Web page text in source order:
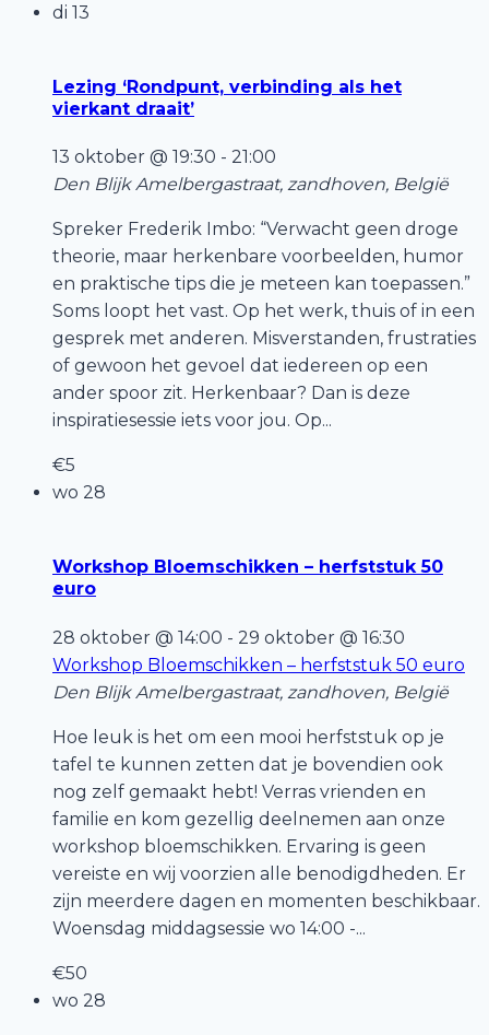
di 13
Lezing ‘Rondpunt, verbinding als het
vierkant draait’
13 oktober @ 19:30 - 21:00
Den BlijkAmelbergastraat, zandhoven, België
Spreker Frederik Imbo: “Verwacht geen droge
theorie, maar herkenbare voorbeelden, humor
en praktische tips die je meteen kan toepassen.”
Soms loopt het vast. Op het werk, thuis of in een
gesprek met anderen. Misverstanden, frustraties
of gewoon het gevoel dat iedereen op een
ander spoor zit. Herkenbaar? Dan is deze
inspiratiesessie iets voor jou. Op...
€5
wo 28
Workshop Bloemschikken – herfststuk 50
euro
28 oktober @ 14:00 - 29 oktober @ 16:30
Workshop Bloemschikken – herfststuk 50 euro
Den Blijk Amelbergastraat, zandhoven, België
Hoe leuk is het om een mooi herfststuk op je
tafel te kunnen zetten dat je bovendien ook
nog zelf gemaakt hebt! Verras vrienden en
familie en kom gezellig deelnemen aan onze
workshop bloemschikken. Ervaring is geen
vereiste en wij voorzien alle benodigdheden. Er
zijn meerdere dagen en momenten beschikbaar.
Woensdag middagsessie wo 14:00 -...
€50
wo 28